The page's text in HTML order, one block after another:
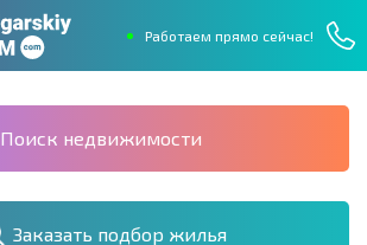
Работаем прямо сейчас!
Поиск недвижимости
Заказать подбор жилья